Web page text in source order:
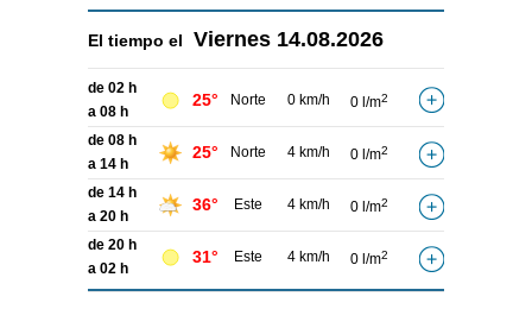
El tiempo el Viernes 14.08.2026
de 02 h
a 08 h
25° Norte 0 km/h 0 l/m2
de 08 h
a 14 h
25° Norte 4 km/h 0 l/m2
de 14 h
a 20 h
36° Este 4 km/h 0 l/m2
de 20 h
a 02 h
31° Este 4 km/h 0 l/m2